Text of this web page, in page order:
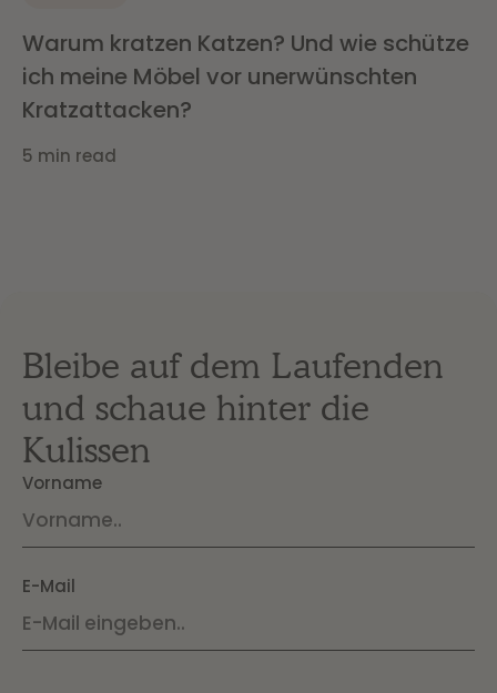
Warum kratzen Katzen? Und wie schütze
ich meine Möbel vor unerwünschten
Kratzattacken?
5 min read
Bleibe auf dem Laufenden
und schaue hinter die
Kulissen
Vorname
E-Mail